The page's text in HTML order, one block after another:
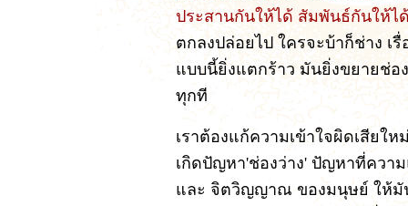
ประสานกันให้ได้ สัมพันธ์กันให้
ตกลงปล่อยไป ใครจะบ้าก็ช่าง
แบบนี้ยิ่งแตกร้าว มันยิ่งขยายช่อ
ทุกที
เราต้องแก้ความเข้าใจผิดเสียใ
เกิดปัญหา'ช่องว่าง' ปัญหาที่ควา
และ จิตวิญญาณ ของมนุษย์ ให้มั